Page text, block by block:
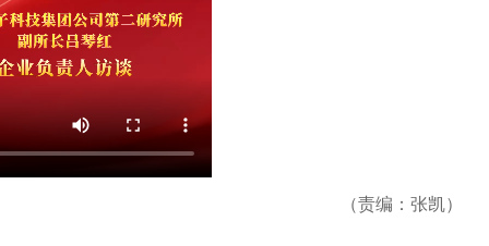
（责编：张凯）